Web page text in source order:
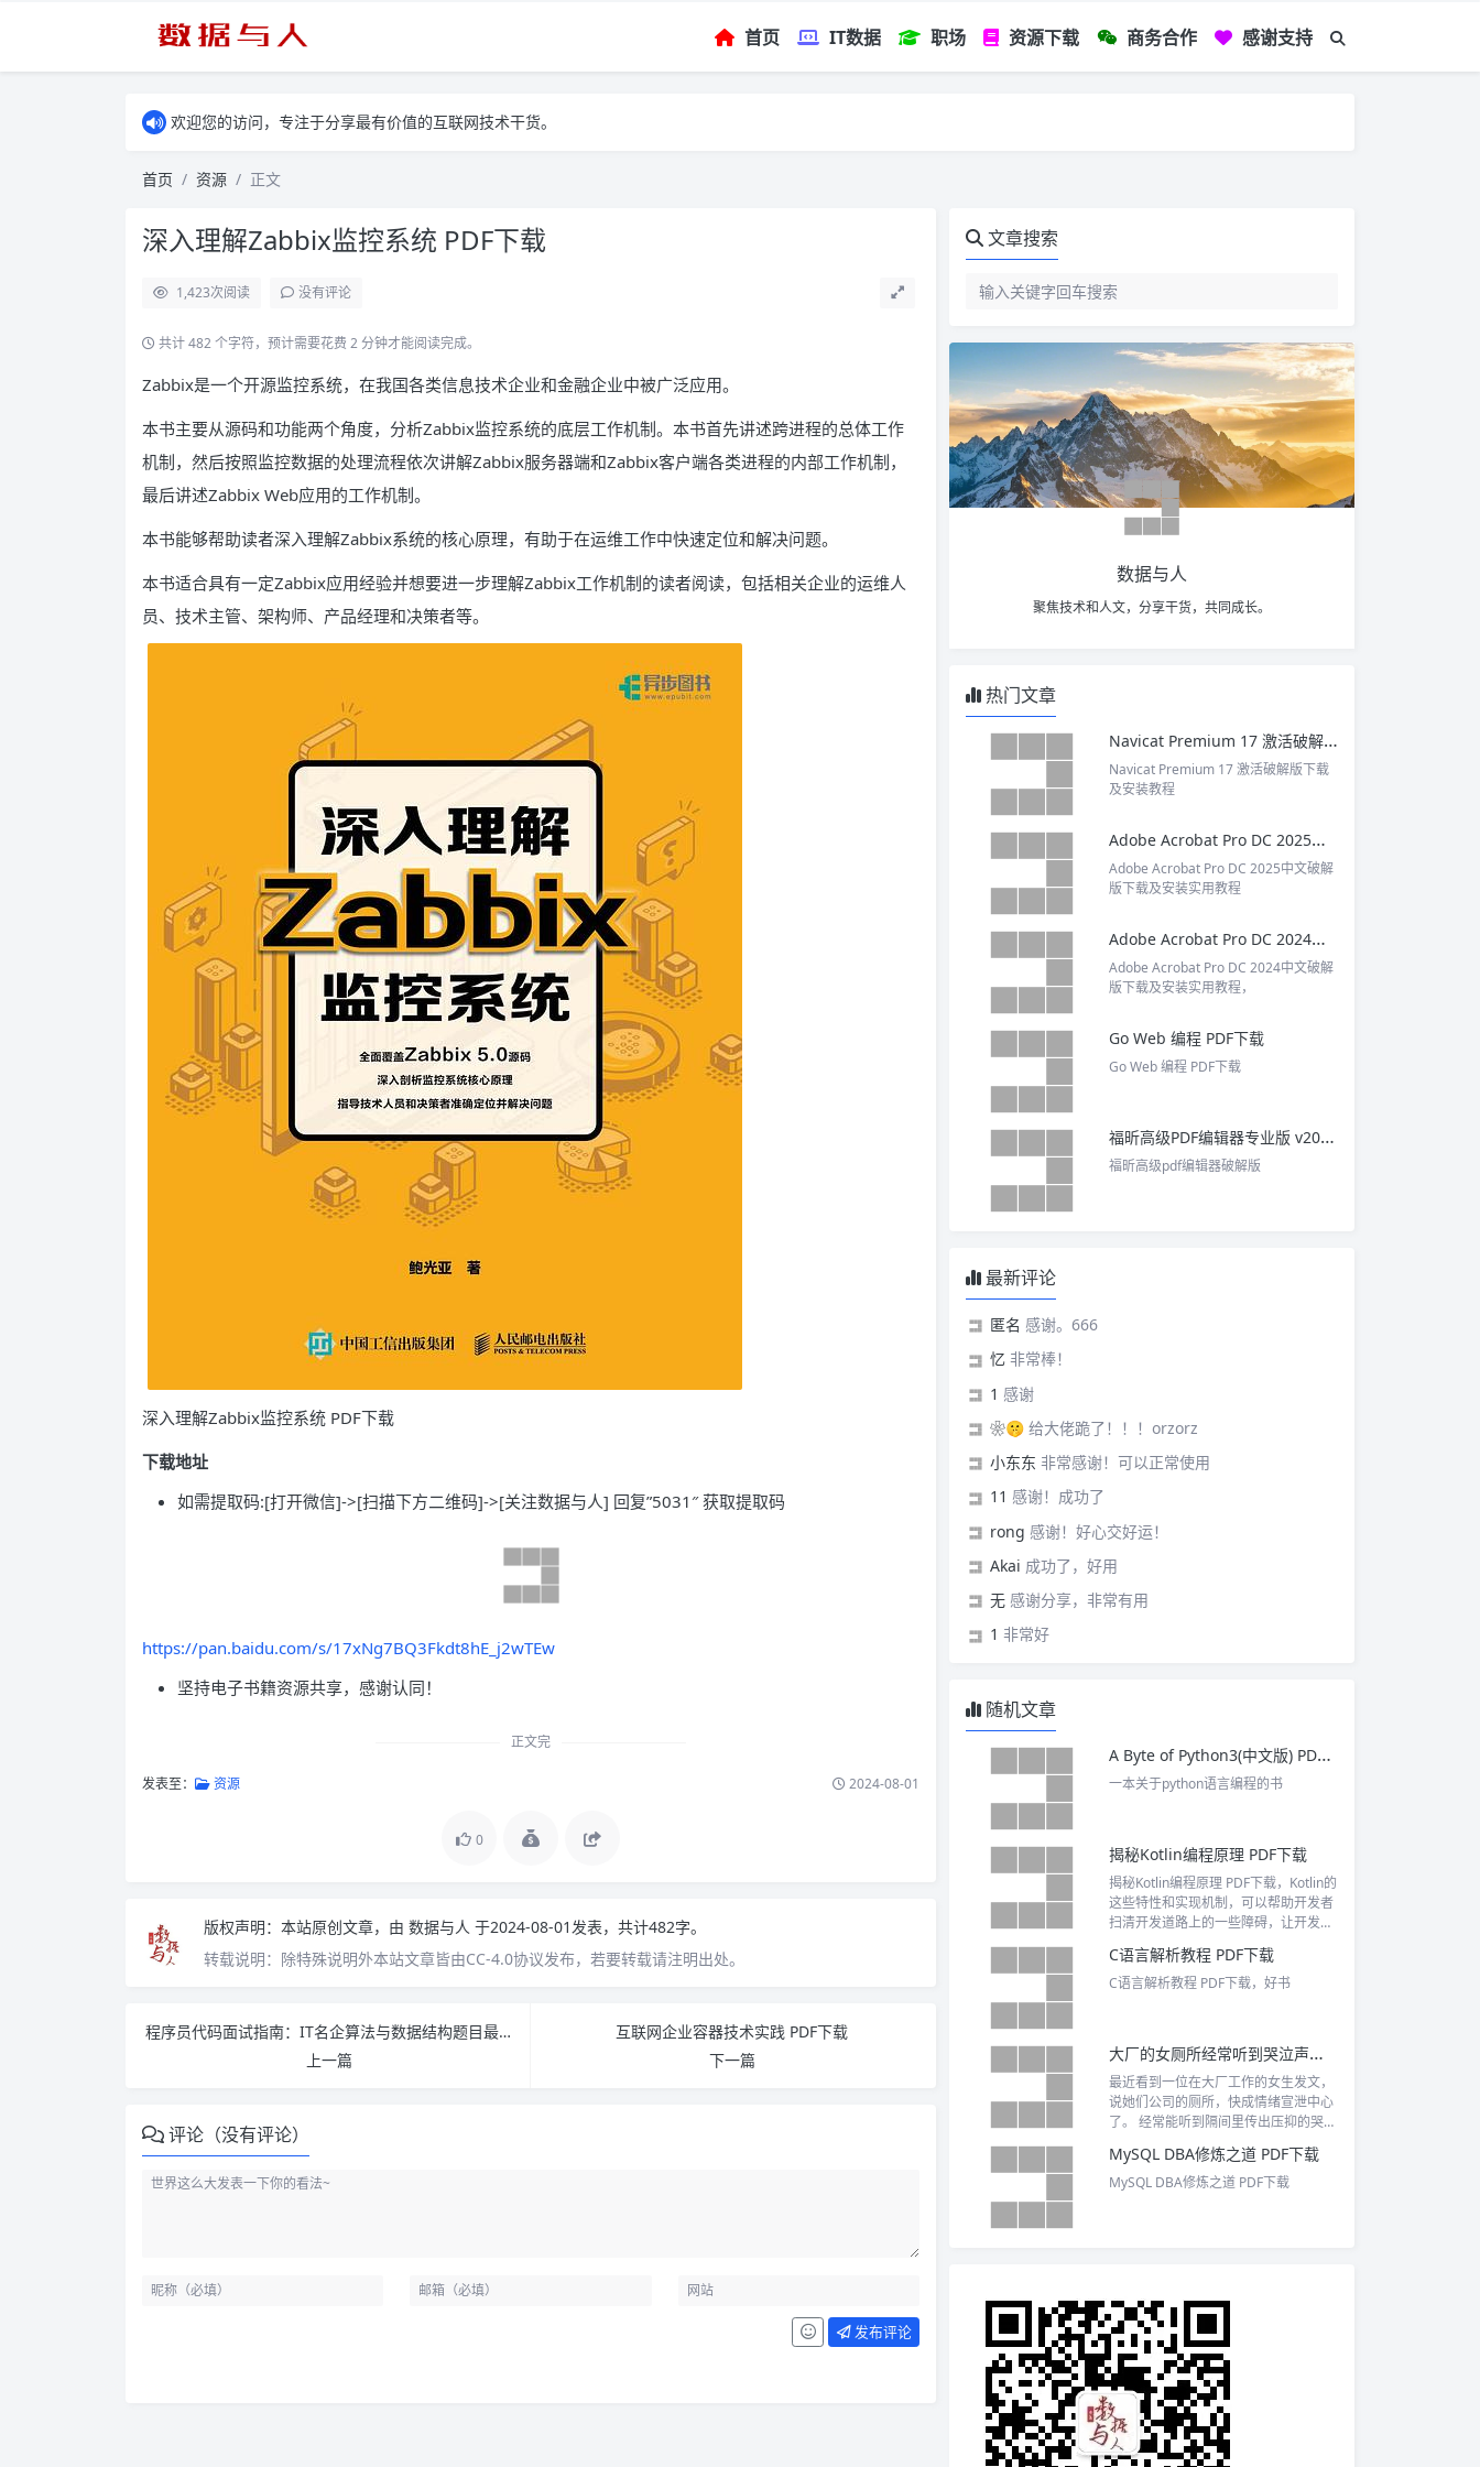
首页 IT数据 职场 资源下载 商务合作 感谢支持
欢迎您的访问，专注于分享最有价值的互联网技术干货。
首页 资源 正文
深入理解Zabbix监控系统 PDF下载
1,423次阅读 没有评论
共计 482 个字符，预计需要花费 2 分钟才能阅读完成。
Zabbix是一个开源监控系统，在我国各类信息技术企业和金融企业中被广泛应用。
本书主要从源码和功能两个角度，分析Zabbix监控系统的底层工作机制。本书首先讲述跨进程的总体工作
机制，然后按照监控数据的处理流程依次讲解Zabbix服务器端和Zabbix客户端各类进程的内部工作机制，
最后讲述Zabbix Web应用的工作机制。
本书能够帮助读者深入理解Zabbix系统的核心原理，有助于在运维工作中快速定位和解决问题。
本书适合具有一定Zabbix应用经验并想要进一步理解Zabbix工作机制的读者阅读，包括相关企业的运维人
员、技术主管、架构师、产品经理和决策者等。
深入理解Zabbix监控系统 PDF下载
下载地址
如需提取码:[打开微信]->[扫描下方二维码]->[关注数据与人] 回复”5031″ 获取提取码
https://pan.baidu.com/s/17xNg7BQ3Fkdt8hE_j2wTEw
坚持电子书籍资源共享，感谢认同！
正文完
发表至： 资源 2024-08-01
0
版权声明： 本站原创文章，由 数据与人 于2024-08-01发表，共计482字。
转载说明： 除特殊说明外本站文章皆由CC-4.0协议发布，若要转载请注明出处。
程序员代码面试指南：IT名企算法与数据结构题目最优解（第2版）PDF下载
上一篇
互联网企业容器技术实践 PDF下载
下一篇
评论（没有评论）
发布评论
文章搜索
数据与人
聚焦技术和人文，分享干货，共同成长。
热门文章
Navicat Premium 17 激活破解版下载及安装教程
Navicat Premium 17 激活破解版下载
及安装教程
Adobe Acrobat Pro DC 2025中文破解版下载及安装实用教程
Adobe Acrobat Pro DC 2025中文破解
版下载及安装实用教程
Adobe Acrobat Pro DC 2024中文破解版下载及安装实用教程
Adobe Acrobat Pro DC 2024中文破解
版下载及安装实用教程，
Go Web 编程 PDF下载
Go Web 编程 PDF下载
福昕高级PDF编辑器专业版 v2025 中文激活版
福昕高级pdf编辑器破解版
最新评论
匿名 感谢。666
忆 非常棒！
1 感谢
❀🤫 给大佬跪了！！！orzorz
小东东 非常感谢！可以正常使用
11 感谢！成功了
rong 感谢！好心交好运！
Akai 成功了，好用
无 感谢分享，非常有用
1 非常好
随机文章
A Byte of Python3(中文版) PDF下载
一本关于python语言编程的书
揭秘Kotlin编程原理 PDF下载
揭秘Kotlin编程原理 PDF下载，Kotlin的
这些特性和实现机制，可以帮助开发者
扫清开发道路上的一些障碍，让开发变
是一本值得拥有，能切实帮助读者加薪
提职的好书！
C语言解析教程 PDF下载
C语言解析教程 PDF下载，好书
大厂的女厕所经常听到哭泣声、呕吐。
最近看到一位在大厂工作的女生发文，
说她们公司的厕所，快成情绪宣泄中心
了。 经常能听到隔间里传出压抑的哭
MySQL DBA修炼之道 PDF下载
MySQL DBA修炼之道 PDF下载